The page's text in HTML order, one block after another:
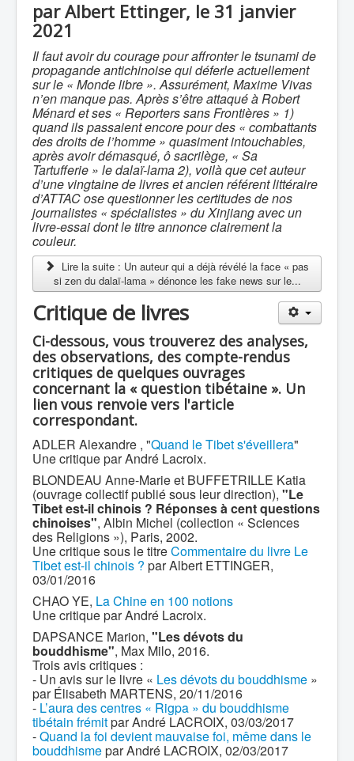
par Albert Ettinger, le 31 janvier
2021
Il faut avoir du courage pour affronter le tsunami de
propagande antichinoise qui déferle actuellement
sur le « Monde libre ». Assurément, Maxime Vivas
n’en manque pas. Après s’être attaqué à Robert
Ménard et ses « Reporters sans Frontières » 1)
quand ils passaient encore pour des « combattants
des droits de l’homme » quasiment intouchables,
après avoir démasqué, ô sacrilège, « Sa
Tartufferie » le dalaï-lama 2), voilà que cet auteur
d’une vingtaine de livres et ancien référent littéraire
d’ATTAC ose questionner les certitudes de nos
journalistes « spécialistes » du Xinjiang avec un
livre-essai dont le titre annonce clairement la
couleur.
Lire la suite : Un auteur qui a déjà révélé la face « pas
si zen du dalaï-lama » dénonce les fake news sur le...
Critique de livres
Ci-dessous, vous trouverez des analyses,
des observations, des compte-rendus
critiques de quelques ouvrages
concernant la « question tibétaine ». Un
lien vous renvoie vers l'article
correspondant.
ADLER Alexandre , "Quand le Tibet s'éveillera"
Une critique par André Lacroix.
BLONDEAU Anne-Marie et BUFFETRILLE Katia
(ouvrage collectif publié sous leur direction), "Le
Tibet est-il chinois ? Réponses à cent questions
chinoises", Albin Michel (collection « Sciences
des Religions »), Paris, 2002.
Une critique sous le titreCommentaire du livre Le
Tibet est-il chinois ? par Albert ETTINGER,
03/01/2016
CHAO YE, La Chine en 100 notions
Une critique par André Lacroix.
DAPSANCE Marion, "Les dévots du
bouddhisme", Max Milo, 2016.
Trois avis critiques :
- Un avis sur le livre « Les dévots du bouddhisme »
par Élisabeth MARTENS, 20/11/2016
- L’aura des centres « Rigpa » du bouddhisme
tibétain frémitpar André LACROIX, 03/03/2017
-Quand la foi devient mauvaise foi, même dans le
bouddhismepar André LACROIX, 02/03/2017